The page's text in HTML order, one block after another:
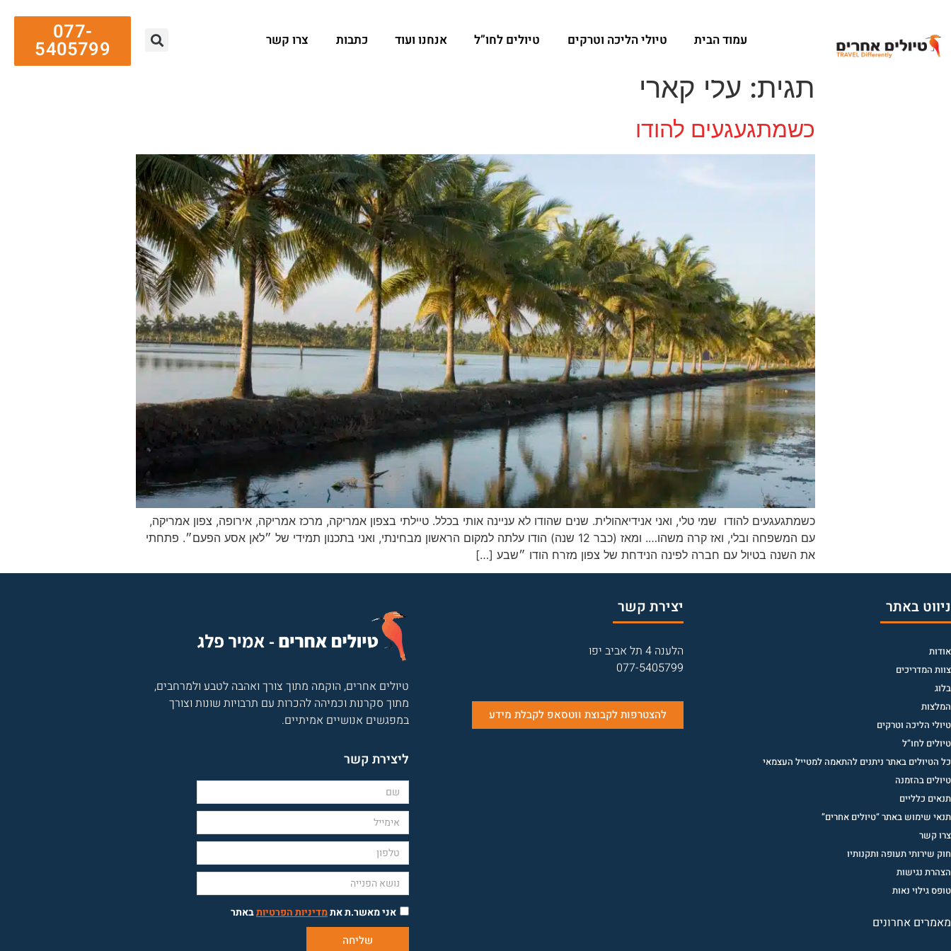
עמוד הבית טיולי הליכה וטרקים טיולים לחו”ל אנחנו ועוד כתבות צרו קשר 077-
5405799
תגית: עלי קארי
כשמתגעגעים להודו
כשמתגעגעים להודו שמי טלי, ואני אנידיאהולית. שנים שהודו לא עניינה אותי בכלל. טיילתי בצפון אמריקה, מרכז אמריקה, אירופה, צפון אמריקה,
עם המשפחה ובלי, ואז קרה משהו…. ומאז (כבר 12 שנה) הודו עלתה למקום הראשון מבחינתי, ואני בתכנון תמידי של ״לאן אסע הפעם״. פתחתי
את השנה בטיול עם חברה לפינה הנידחת של צפון מזרח הודו ״שבע […]
ניווט באתר
אודות
צוות המדריכים
בלוג
המלצות
טיולי הליכה וטרקים
טיולים לחו”ל
כל הטיולים באתר ניתנים להתאמה למטייל העצמאי
טיולים בהזמנה
תנאים כלליים
תנאי שימוש באתר “טיולים אחרים”
צרו קשר
חוק שירותי תעופה ותקנותיו
הצהרת נגישות
טופס גילוי נאות
מאמרים אחרונים
יצירת קשר
הלענה 4 תל אביב יפו
077-5405799
להצטרפות לקבוצת ווטסאפ לקבלת מידע
טיולים אחרים, הוקמה מתוך צורך ואהבה לטבע ולמרחבים,
מתוך סקרנות וכמיהה להכרות עם תרבויות שונות וצורך
במפגשים אנושיים אמיתיים.
ליצירת קשר
אני מאשר.ת אתמדיניות הפרטיותבאתר
שליחה